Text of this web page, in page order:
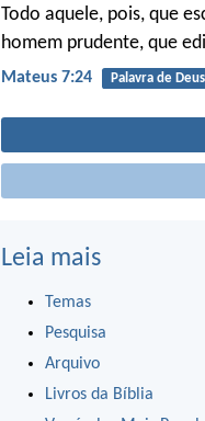
Todo aquele, pois, que
homem prudente, que
Mateus 7:24 Palavra de Deus
Leia mais
Temas
Pesquisa
Arquivo
Livros da Bíblia